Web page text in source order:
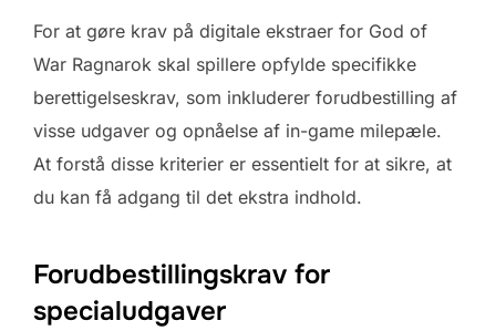
For at gøre krav på digitale ekstraer for God of
War Ragnarok skal spillere opfylde specifikke
berettigelseskrav, som inkluderer forudbestilling af
visse udgaver og opnåelse af in-game milepæle.
At forstå disse kriterier er essentielt for at sikre, at
du kan få adgang til det ekstra indhold.
Forudbestillingskrav for
specialudgaver